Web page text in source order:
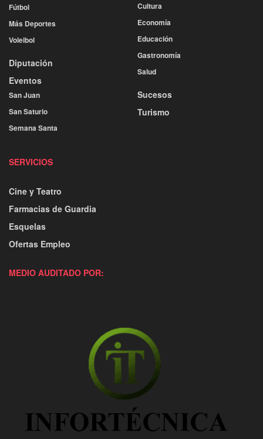
Fútbol
Más Deportes
Voleibol
Diputación
Eventos
San Juan
San Saturio
Semana Santa
Cultura
Economía
Educación
Gastronomía
Salud
Sucesos
Turismo
SERVICIOS
Cine y Teatro
Farmacias de Guardia
Esquelas
Ofertas Empleo
MEDIO AUDITADO POR: